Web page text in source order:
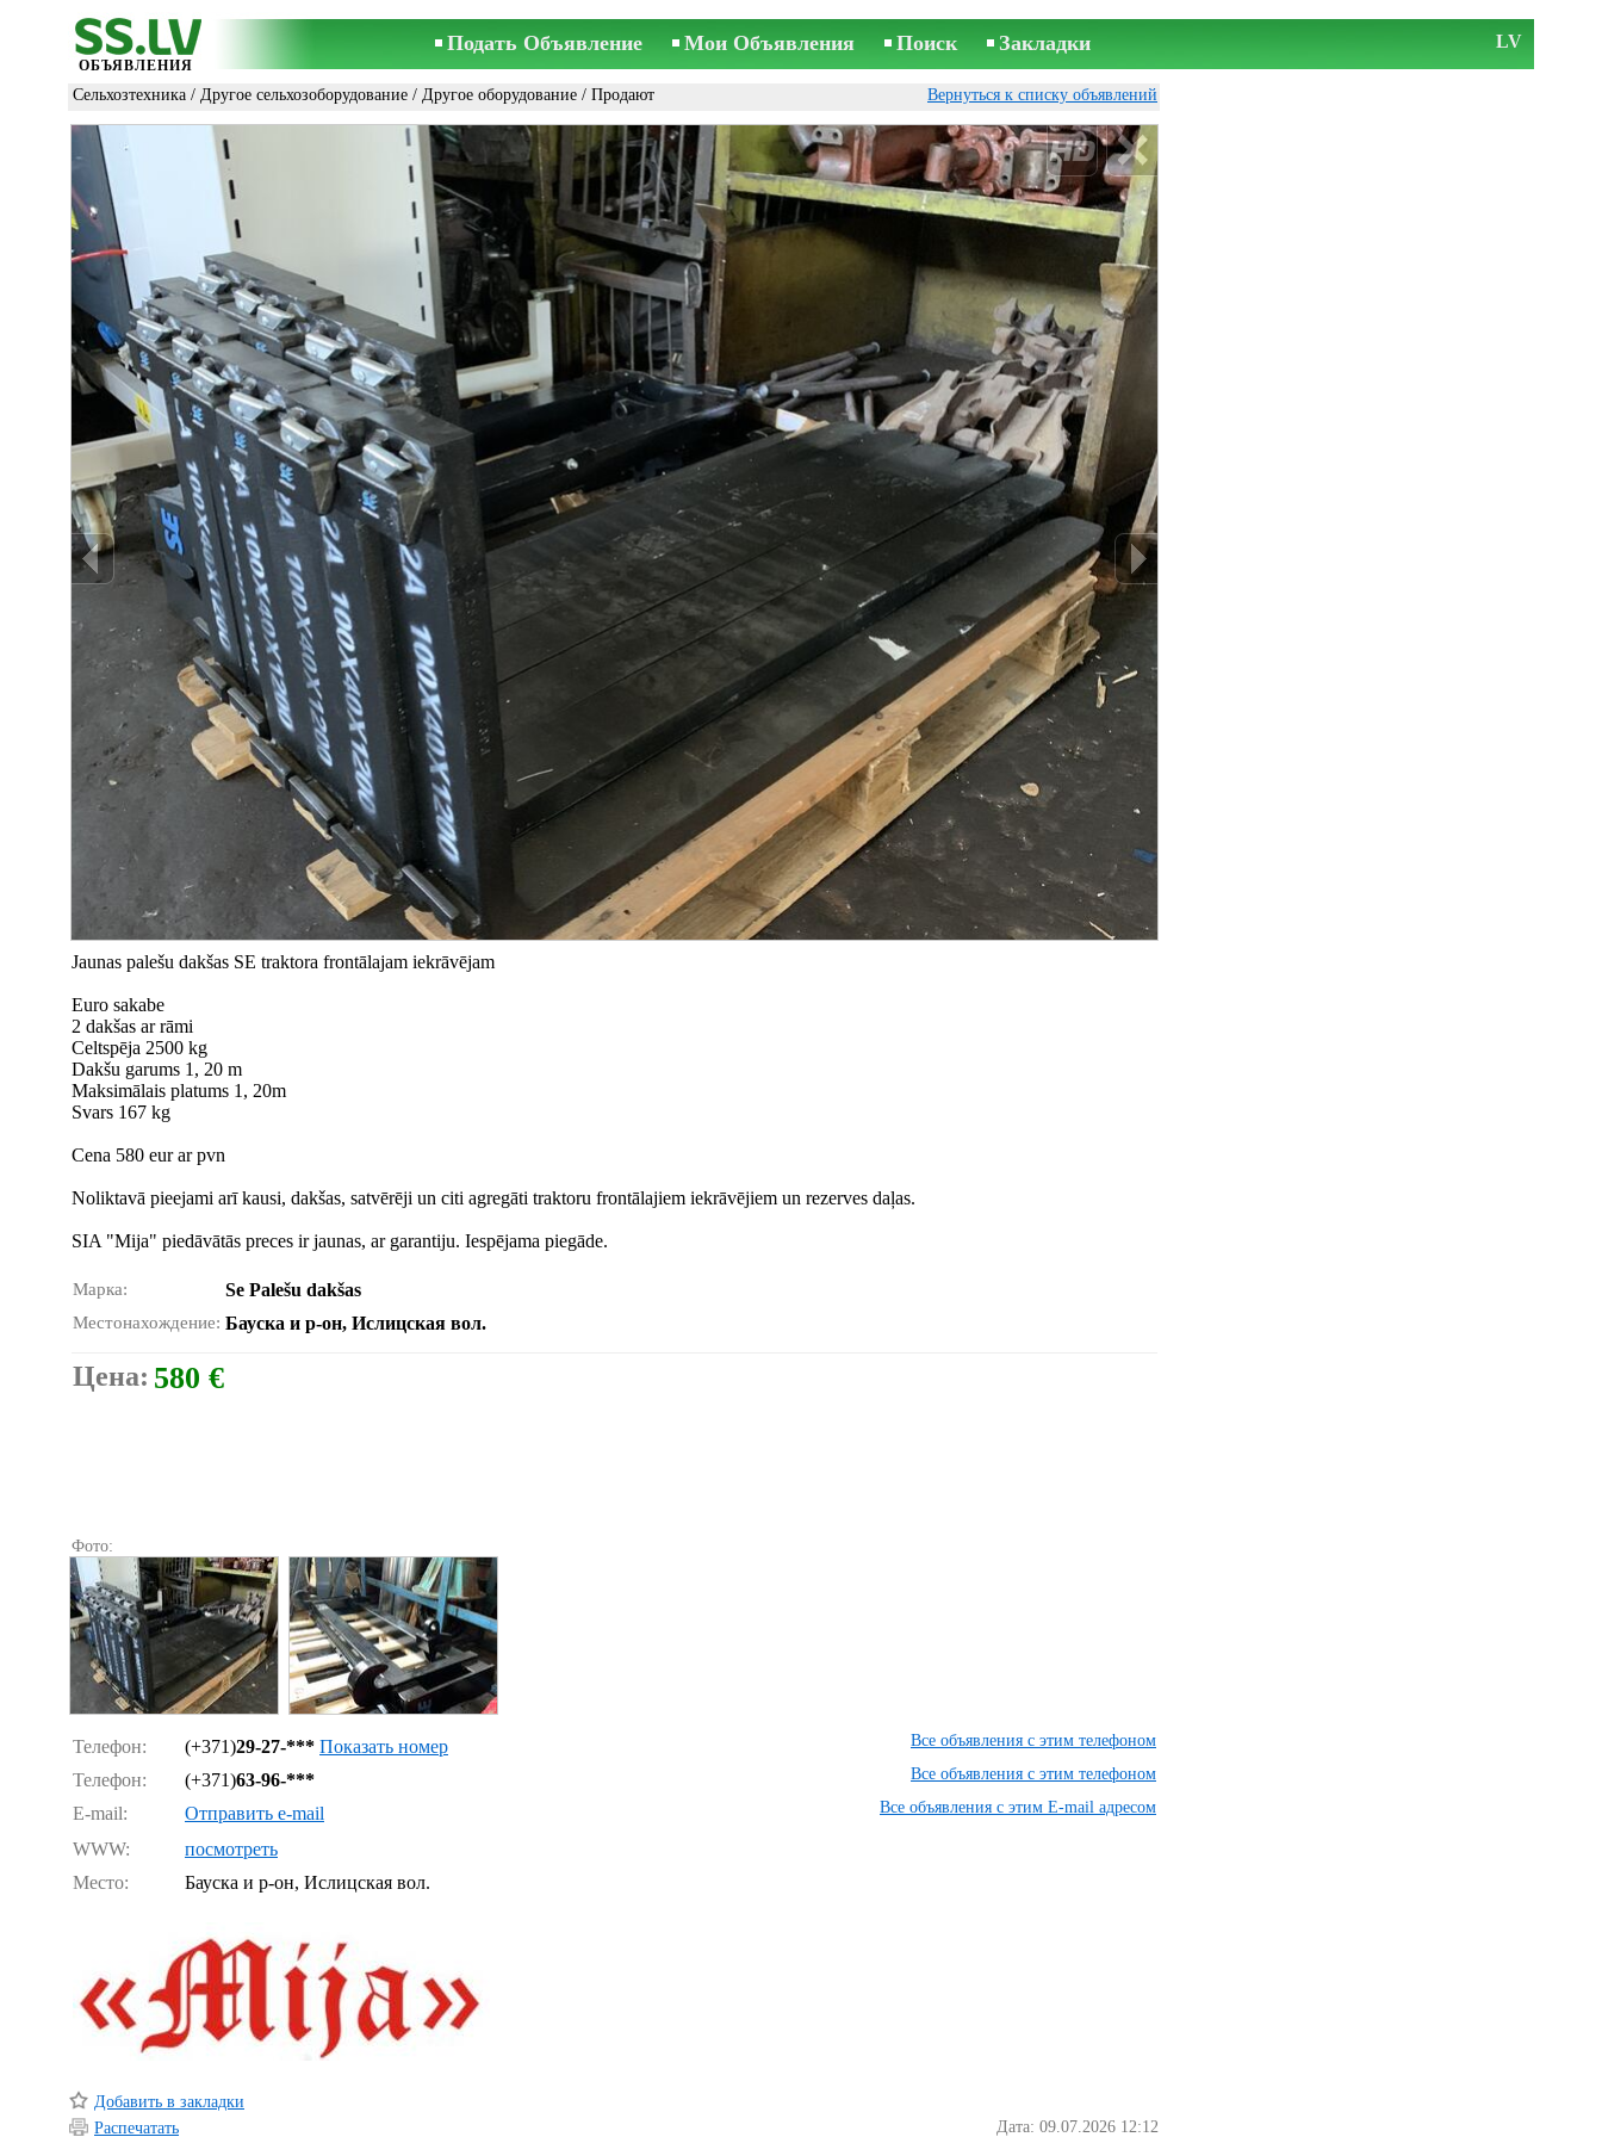
ОБЪЯВЛЕНИЯ
Подать Объявление Мои Объявления Поиск Закладки LV
Сельхозтехника / Другое сельхозоборудование / Другое оборудование / Продают Вернуться к списку объявлений
Jaunas palešu dakšas SE traktora frontālajam iekrāvējam
Euro sakabe
2 dakšas ar rāmi
Celtspēja 2500 kg
Dakšu garums 1, 20 m
Maksimālais platums 1, 20m
Svars 167 kg
Cena 580 eur ar pvn
Noliktavā pieejami arī kausi, dakšas, satvērēji un citi agregāti traktoru frontālajiem iekrāvējiem un rezerves daļas.
SIA "Mija" piedāvātās preces ir jaunas, ar garantiju. Iespējama piegāde.
Марка: Se Palešu dakšas
Местонахождение: Бауска и р-он, Ислицская вол.
Цена: 580 €
Фото:
Телефон: (+371)29-27-*** Показать номер Все объявления с этим телефоном
Телефон: (+371)63-96-*** Все объявления с этим телефоном
E-mail: Отправить e-mail Все объявления с этим E-mail адресом
WWW:
посмотреть
Место:
Бауска и р-он, Ислицская вол.
Добавить в закладки
Распечатать
Дата: 09.07.2026 12:12